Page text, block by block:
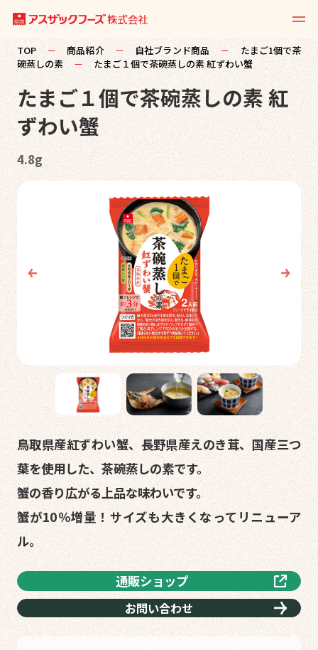
TOP － 商品紹介 － 自社ブランド商品 －
たまご1個で茶
碗蒸しの素
－ たまご１個で茶碗蒸しの素 紅ずわい蟹
たまご１個で茶碗蒸しの素 紅
ずわい蟹
4.8g
鳥取県産紅ずわい蟹、長野県産えのき茸、国産三つ
葉を使用した、茶碗蒸しの素です。
蟹の香り広がる上品な味わいです。
蟹が10％増量！サイズも大きくなってリニューア
ル。
通販ショップ
お問い合わせ